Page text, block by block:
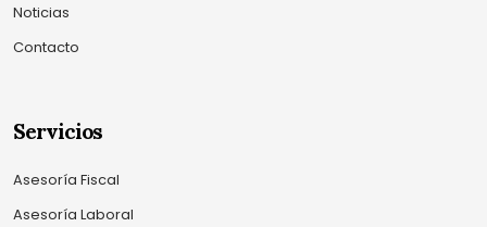
Noticias
Contacto
Servicios
Asesoría Fiscal
Asesoría Laboral